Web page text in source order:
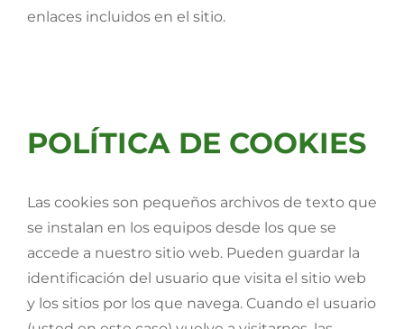
enlaces incluidos en el sitio.
POLÍTICA DE COOKIES
Las cookies son pequeños archivos de texto que
se instalan en los equipos desde los que se
accede a nuestro sitio web. Pueden guardar la
identificación del usuario que visita el sitio web
y los sitios por los que navega. Cuando el usuario